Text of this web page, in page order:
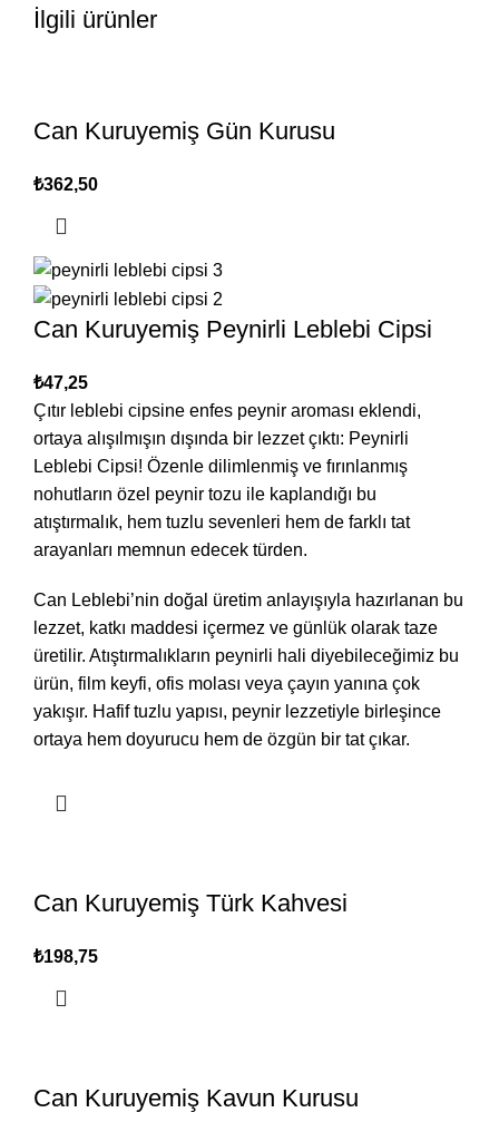
İlgili ürünler
Can Kuruyemiş Gün Kurusu
₺
Can Kuruyemiş Peynirli Leblebi Cipsi
₺
Çıtır leblebi cipsine enfes peynir aroması eklendi,
ortaya alışılmışın dışında bir lezzet çıktı: Peynirli
Leblebi Cipsi! Özenle dilimlenmiş ve fırınlanmış
nohutların özel peynir tozu ile kaplandığı bu
atıştırmalık, hem tuzlu sevenleri hem de farklı tat
arayanları memnun edecek türden.
Can Leblebi’nin doğal üretim anlayışıyla hazırlanan bu
lezzet, katkı maddesi içermez ve günlük olarak taze
üretilir. Atıştırmalıkların peynirli hali diyebileceğimiz bu
ürün, film keyfi, ofis molası veya çayın yanına çok
yakışır. Hafif tuzlu yapısı, peynir lezzetiyle birleşince
ortaya hem doyurucu hem de özgün bir tat çıkar.
Can Kuruyemiş Türk Kahvesi
₺
Can Kuruyemiş Kavun Kurusu